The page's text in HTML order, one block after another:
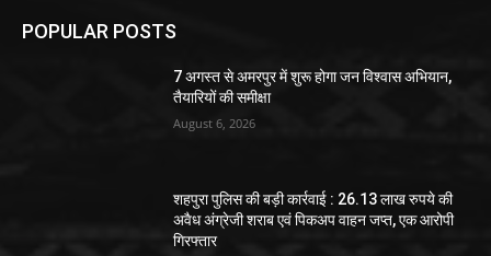
POPULAR POSTS
7 अगस्त से अमरपुर में शुरू होगा जन विश्वास अभियान,
तैयारियों की समीक्षा
August 6, 2026
शहपुरा पुलिस की बड़ी कार्रवाई : 26.13 लाख रुपये की
अवैध अंग्रेजी शराब एवं पिकअप वाहन जप्त, एक आरोपी
गिरफ्तार